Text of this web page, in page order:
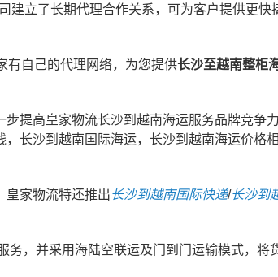
建立了长期代理合作关系，可为客户提供更快
有自己的代理网络，为您提供长沙至越南整柜
提高皇家物流长沙到越南海运服务品牌竞争
长沙到越南国际海运，长沙到越南海运价格
皇家物流特还推出长沙到越南国际快递/长沙到
，并采用海陆空联运及门到门运输模式，将